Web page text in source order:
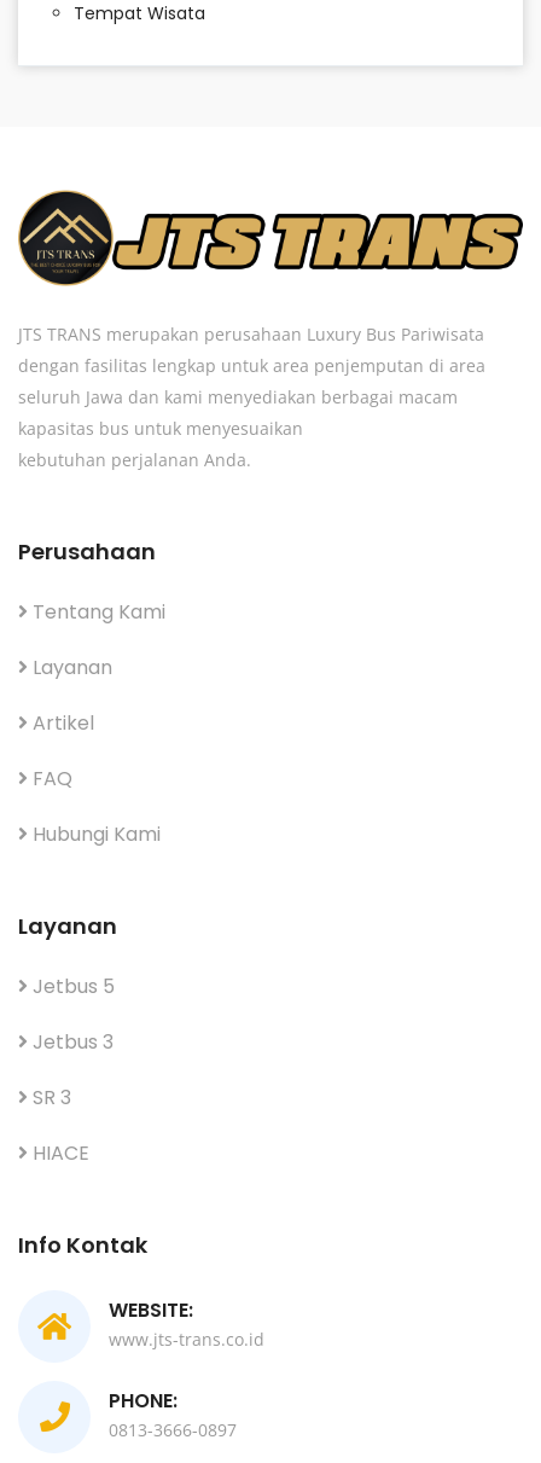
Tempat Wisata
JTS TRANS merupakan perusahaan Luxury Bus Pariwisata
dengan fasilitas lengkap untuk area penjemputan di area
seluruh Jawa dan kami menyediakan berbagai macam
kapasitas bus untuk menyesuaikan
kebutuhan perjalanan Anda.
Perusahaan
Tentang Kami
Layanan
Artikel
FAQ
Hubungi Kami
Layanan
Jetbus 5
Jetbus 3
SR 3
HIACE
Info Kontak
WEBSITE:
www.jts-trans.co.id
PHONE:
0813-3666-0897